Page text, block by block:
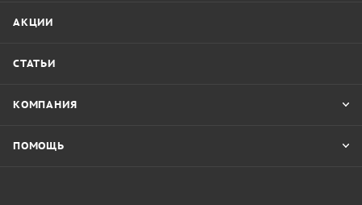
АКЦИИ
СТАТЬИ
КОМПАНИЯ
ПОМОЩЬ